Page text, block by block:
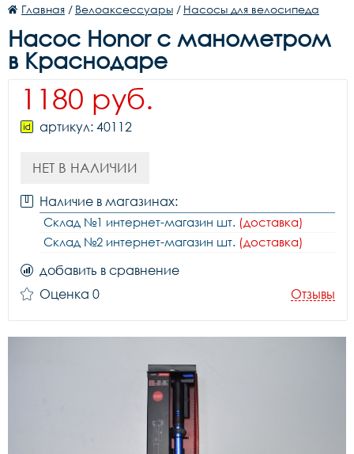
Главная / Велоаксессуары / Насосы для велосипеда
Насос Honor с манометром
в Краснодаре
1180 руб.
артикул: 40112
НЕТ В НАЛИЧИИ
Наличие в магазинах:
Склад №1 интернет-магазин шт. (доставка)
Склад №2 интернет-магазин шт. (доставка)
добавить в сравнение
Оценка 0
Отзывы